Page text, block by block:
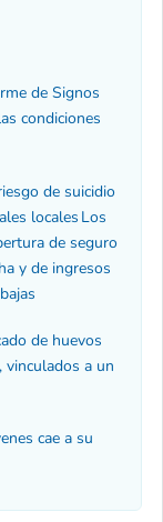
de Signos
condiciones
de suicidio
locales Los
de seguro
y de ingresos
de huevos
a un
cae a su